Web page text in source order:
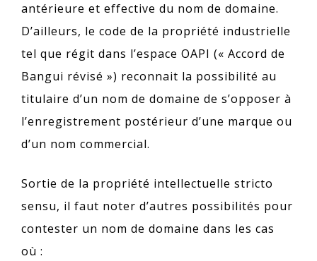
antérieure et effective du nom de domaine.
D’ailleurs, le code de la propriété industrielle
tel que régit dans l’espace OAPI (« Accord de
Bangui révisé ») reconnait la possibilité au
titulaire d’un nom de domaine de s’opposer à
l’enregistrement postérieur d’une marque ou
d’un nom commercial.
Sortie de la propriété intellectuelle stricto
sensu, il faut noter d’autres possibilités pour
contester un nom de domaine dans les cas
où :